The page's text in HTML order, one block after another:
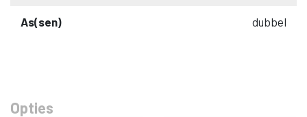
As(sen) dubbel
Opties